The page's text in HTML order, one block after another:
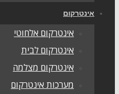
אינטרקום
אינטרקום אלחוטי
אינטרקום לבית
אינטרקום מצלמה
מערכות אינטרקום